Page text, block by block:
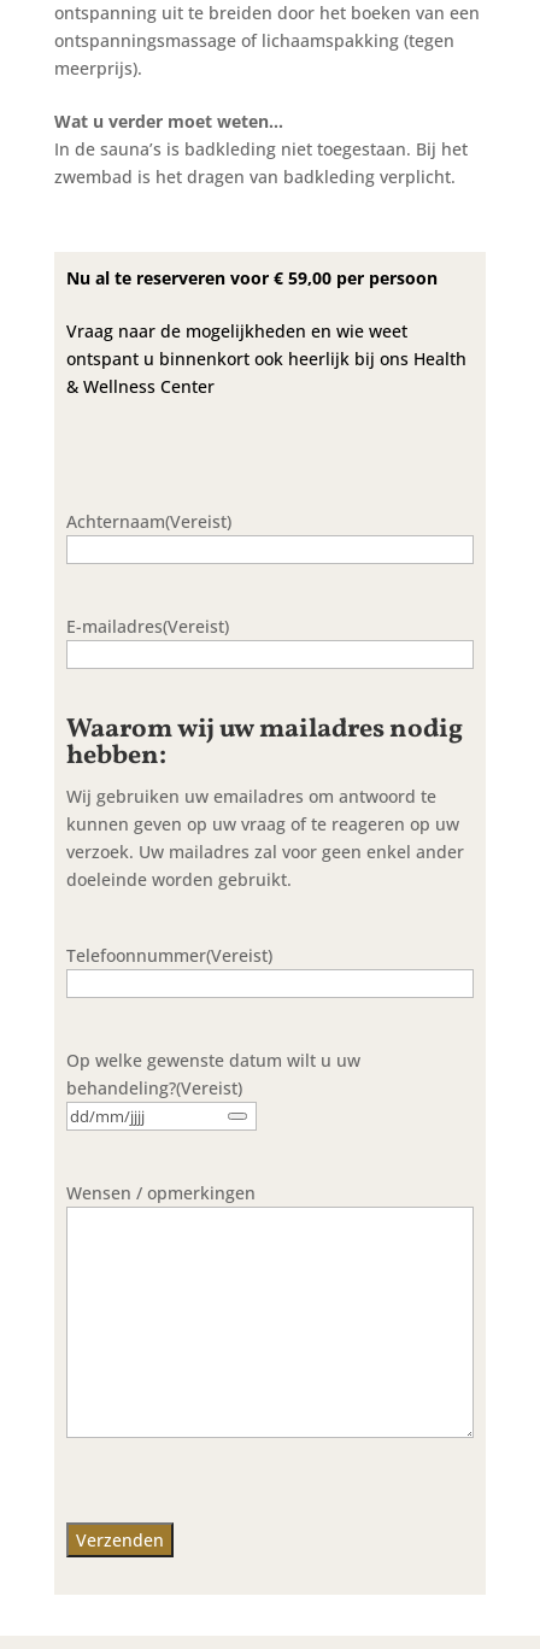
ontspanning uit te breiden door het boeken van een
ontspanningsmassage of lichaamspakking (tegen
meerprijs).
Wat u verder moet weten…
In de sauna’s is badkleding niet toegestaan. Bij het
zwembad is het dragen van badkleding verplicht.
Nu al te reserveren voor € 59,00 per persoon
Vraag naar de mogelijkheden en wie weet
ontspant u binnenkort ook heerlijk bij ons Health
& Wellness Center
Achternaam(Vereist)
E-mailadres(Vereist)
Waarom wij uw mailadres nodig
hebben:
Wij gebruiken uw emailadres om antwoord te
kunnen geven op uw vraag of te reageren op uw
verzoek. Uw mailadres zal voor geen enkel ander
doeleinde worden gebruikt.
Telefoonnummer(Vereist)
Op welke gewenste datum wilt u uw
behandeling?(Vereist)
Wensen / opmerkingen
Verzenden